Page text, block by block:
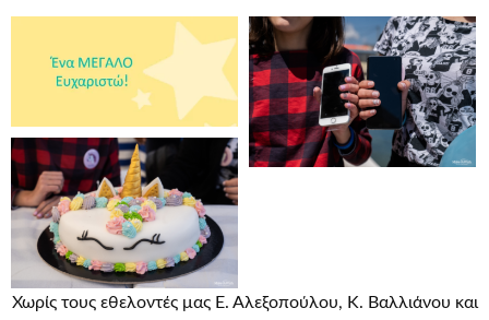
Χωρίς τους εθελοντές μας Ε. Αλεξοπούλου, Κ. Βαλλιάνου και